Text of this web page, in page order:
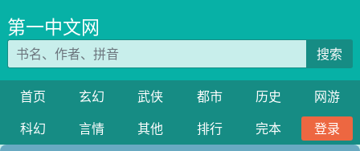
第一中文网
搜索
首页 玄幻 武侠 都市 历史
网游
科幻
言情 其他 排行 完本
登录